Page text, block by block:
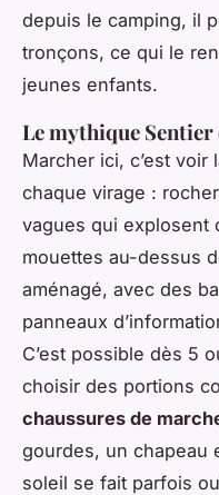
depuis le camping, il
tronçons, ce qui le
jeunes enfants.
Le mythique
Marcher ici, c’est
chaque virage :
vagues qui explosent
mouettes au-dessus
aménagé, avec des
panneaux
C’est possible dès 5
choisir des portions
chaussures de
gourdes, un chapeau
soleil se fait parfois